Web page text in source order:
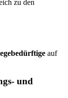
zu den
auf
und